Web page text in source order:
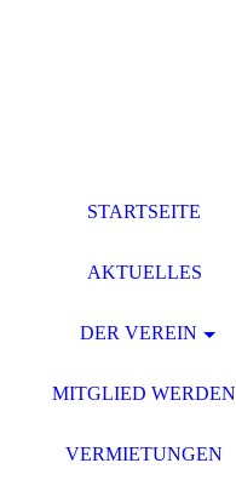
STARTSEITE
AKTUELLES
DER VEREIN
MITGLIED WERDEN
VERMIETUNGEN